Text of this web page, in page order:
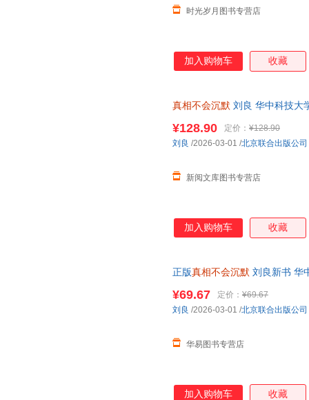
时光岁月图书专营店
加入购物车 收藏
真相不会沉默 刘良 华中科技大
¥128.90 定价： ¥128.90
新阅文库图书专营店
刘良 /2026-03-01 /北京联合出版公司
加入购物车 收藏
正版真相不会沉默 刘良新书 华
¥69.67 定价： ¥69.67
华易图书专营店
刘良 /2026-03-01 /北京联合出版公司
加入购物车 收藏